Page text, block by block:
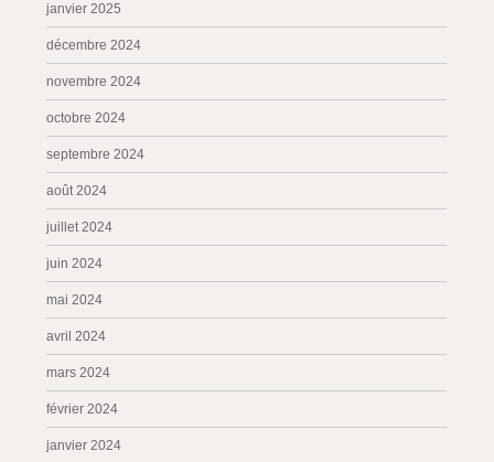
janvier 2025
décembre 2024
novembre 2024
octobre 2024
septembre 2024
août 2024
juillet 2024
juin 2024
mai 2024
avril 2024
mars 2024
février 2024
janvier 2024